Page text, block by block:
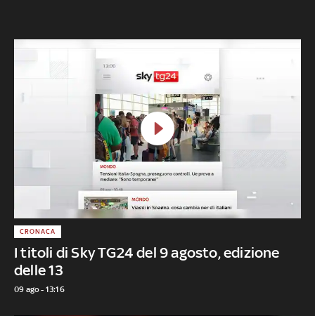
I titoli di Sky TG24 del 9 agosto, edizione
delle 13
CRONACA
09 ago - 13:16